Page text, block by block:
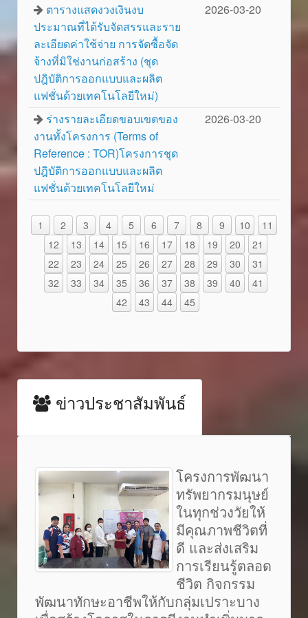
ตารางแสดงวงเงินงบ
ประมาณที่ได้รับจัดสรรและราย
ละเอียดค่าใช้จ่าย การจัดซื้อจัด
จ้างที่มิใช่งานก่อสร้าง (ชุด
ปฎิบัติการออกแบบและผลิต
แฟชั่นด้วยเทคโนโลยีใหม่)
2026-03-20
ร่างรายละเอียดขอบเขตของ
งานทั้งโครงการ (Terms of
Reference : TOR)โครงการชุด
ปฎิบัติการออกแบบและผลิต
แฟชั่นด้วยเทคโนโลยีใหม่
2026-03-20
1 2 3 4 5 6 7 8 9 10
11
12
13 14 15 16 17 18 19 20
21
22
23 24 25 26 27 28 29 30
31
32
33 34 35 36 37 38 39 40
41
42
43 44 45
ข่าวประชาสัมพันธ์
โครงการพัฒนา
ทรัพยากรมนุษย์
ในทุกช่วงวัยให้
มีคุณภาพชีวิตที่
ดี และส่งเสริม
การเรียนรู้ตลอด
ชีวิต กิจกรรม
พัฒนาทักษะอาชีพให้กับกลุ่มเปราะบาง